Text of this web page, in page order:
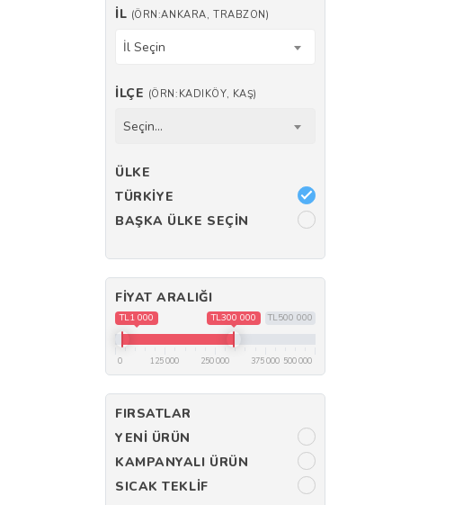
İL (ÖRN:ANKARA, TRABZON)
İl Seçin
İLÇE (ÖRN:KADIKÖY, KAŞ)
Seçin...
ÜLKE
TÜRKIYE
BAŞKA ÜLKE SEÇIN
FIYAT ARALIĞI
TL500 000
TL1 000 TL300 000
0 125 000 250 000 375 000 500 000
FIRSATLAR
YENI ÜRÜN
KAMPANYALI ÜRÜN
SICAK TEKLIF